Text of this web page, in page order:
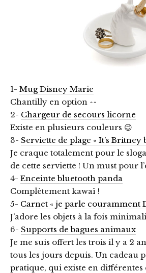
1- Mug Disney Marie
Chantilly en option ^^
2- Chargeur de secours licorne
Existe en plusieurs couleurs 😉
3- Serviette de plage « It’s Britney
Je craque totalement pour le
de cette serviette ! Un must pour
4- Enceinte bluetooth panda
Complètement kawaï !
5- Carnet « je parle couramment
J’adore les objets à la fois
6- Supports de bagues animaux
Je me suis offert les trois il y a 2
tous les jours depuis. Un cadeau
pratique, qui existe en différentes